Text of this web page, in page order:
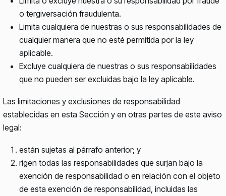
o tergiversación fraudulenta.
Limita cualquiera de nuestras o sus responsabilidades de
cualquier manera que no esté permitida por la ley
aplicable.
Excluye cualquiera de nuestras o sus responsabilidades
que no pueden ser excluidas bajo la ley aplicable.
Las limitaciones y exclusiones de responsabilidad
establecidas en esta Sección y en otras partes de este aviso
legal:
están sujetas al párrafo anterior; y
rigen todas las responsabilidades que surjan bajo la
exención de responsabilidad o en relación con el objeto
de esta exención de responsabilidad, incluidas las